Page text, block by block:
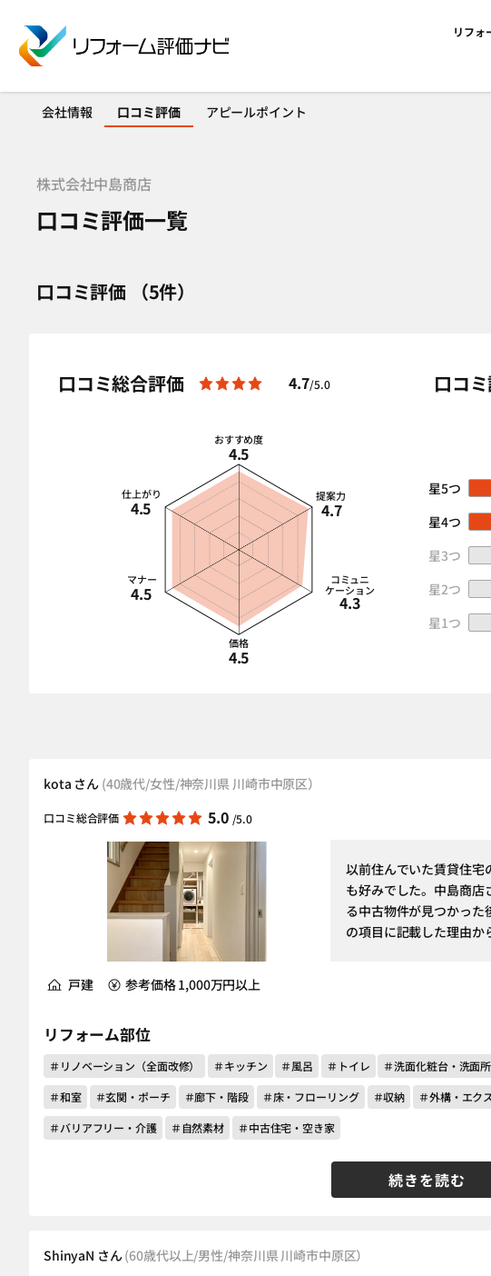
リフォ
会社情報 口コミ評価 アピールポイント
株式会社中島商店
口コミ評価一覧
口コミ評価 （5件）
口コミ総合評価 4.7/5.0
おすすめ度
4.5
提案力
4.7
コミュニ
ケーション
4.3
価格
4.5
マナー
4.5
仕上がり
4.5
口コ
星5つ
星4つ
星3つ
星2つ
星1つ
kota さん (40歳代/女性/神奈川県 川崎市中原区）
口コミ総合評価 5.0 /5.0
以前住んでいた賃貸住宅
も好みでした。中島商店
る中古物件が見つかった
の項目に記載した理由か
続きを読む
戸建 参考価格 1,000万円以上
リフォーム部位
＃リノベーション（全面改修） ＃キッチン ＃風呂 ＃トイレ ＃洗面化粧台・洗面所
＃和室
＃玄関・ポーチ ＃廊下・階段 ＃床・フローリング ＃収納 ＃外構・エク
＃バリアフリー・介護
＃自然素材 ＃中古住宅・空き家
ShinyaN さん(60歳代以上/男性/神奈川県 川崎市中原区）